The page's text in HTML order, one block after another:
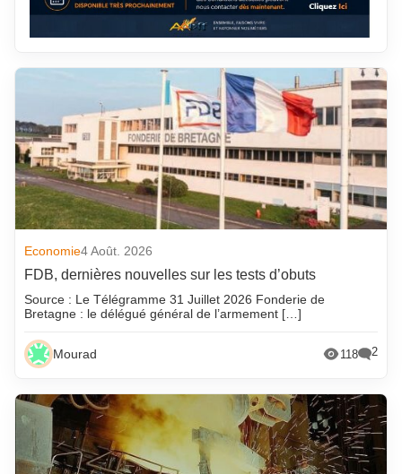
Economie4 Août. 2026
FDB, dernières nouvelles sur les tests d’obuts
Source : Le Télégramme 31 Juillet 2026 Fonderie de
Bretagne : le délégué général de l’armement […]
Mourad 118 2